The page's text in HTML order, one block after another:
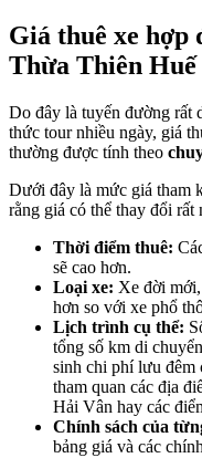
Giá thuê xe hợp
Thừa Thiên Huế
Do đây là tuyến đường rất
thức tour nhiều ngày, giá
thường được tính theo
Dưới đây là mức giá tham
rằng giá có thể thay đổi rất
Thời điểm thuê:
sẽ cao hơn.
Loại xe: Xe đời
hơn so với xe phổ
Lịch trình cụ thể:
tổng số km di
sinh chi phí lưu đêm
tham quan các địa
Hải Vân hay các
Chính sách của
bảng giá và các